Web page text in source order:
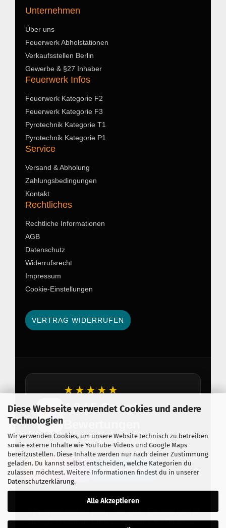
Diese Webseite verwendet Cookies und andere
Technologien
Wir verwenden Cookies, um unsere Website technisch zu betreiben
sowie externe Inhalte wie YouTube-Videos und Google Maps
bereitzustellen. Diese Inhalte werden nur nach deiner Zustimmung
geladen. Du kannst selbst entscheiden, welche Kategorien du
zulassen möchtest. Weitere Informationen findest du in unserer
Datenschutzerklärung.
Alle Akzeptieren
Unternehmen
Über uns
Feuerwerk Abholstationen
Verkaufsstellen Berlin
Gewerbe & §27 Inhaber
Feuerwerk Infos
Feuerwerk Kategorie F2
Feuerwerk Kategorie F3
Pyrotechnik Kategorie T1
Pyrotechnik Kategorie P1
Service
Versand & Abholung
Zahlungsbedingungen
Kontakt
Rechtliches
Rechtliche Informationen
AGB
Datenschutz
Widerrufsrecht
Impressum
Cookie-Einstellungen
VERTRAG WIDERRUFEN
★★★★★
4,8 / 5 Google
Über 150 zufriedene Kunden
Instagram Facebook
© Feuerwerkseinkauf Berlin · Seit 2015 · Erlaubnis nach §7
SprengG · Feuerwerk online vorbestellen & vor Ort abholen